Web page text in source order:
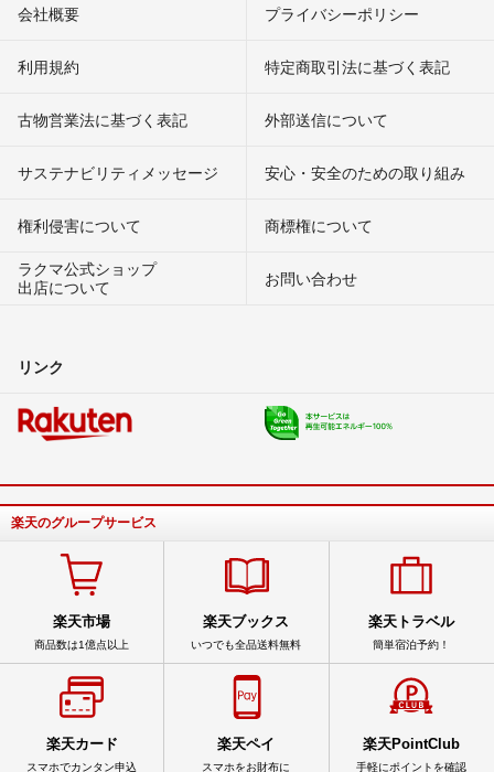
会社概要 プライバシーポリシー
利用規約 特定商取引法に基づく表記
古物営業法に基づく表記 外部送信について
サステナビリティメッセージ 安心・安全のための取り組み
権利侵害について
商標権について
ラクマ公式ショップ
出店について
お問い合わせ
リンク
楽天のグループサービス
楽天市場
商品数は1億点以上
楽天ブックス
いつでも全品送料無料
楽天トラベル
簡単宿泊予約！
楽天カード
スマホでカンタン申込
楽天ペイ
スマホをお財布に
楽天PointClub
手軽にポイントを確認